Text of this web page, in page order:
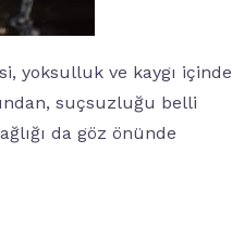
yoksulluk ve kaygı içinde
suçsuzluğu belli
da göz önünde